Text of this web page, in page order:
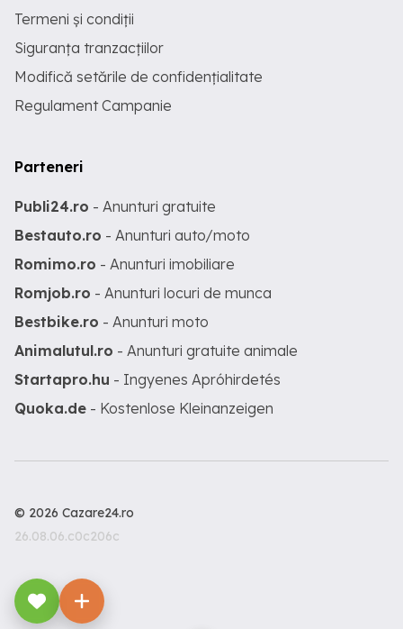
Termeni și condiții
Siguranța tranzacțiilor
Modifică setările de confidențialitate
Regulament Campanie
Parteneri
Publi24.ro - Anunturi gratuite
Bestauto.ro - Anunturi auto/moto
Romimo.ro - Anunturi imobiliare
Romjob.ro - Anunturi locuri de munca
Bestbike.ro - Anunturi moto
Animalutul.ro - Anunturi gratuite animale
Startapro.hu - Ingyenes Apróhirdetés
Quoka.de - Kostenlose Kleinanzeigen
© 2026 Cazare24.ro
26.08.06.c0c206c